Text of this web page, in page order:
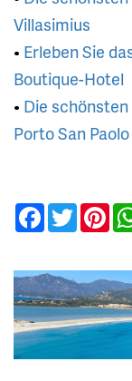
Villasimius
• Erleben Sie
Boutique-Hotel
• Die
Porto San
Facebook
Twitter